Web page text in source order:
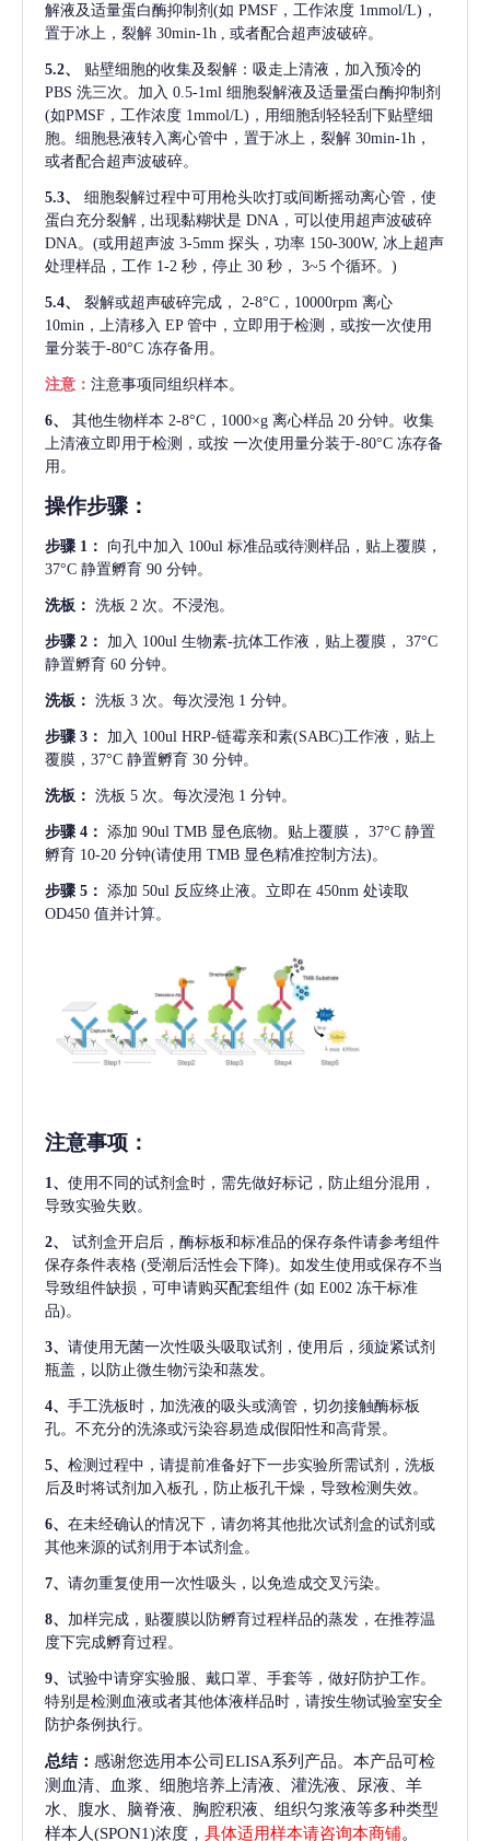
解液及适量蛋白酶抑制剂(如 PMSF，工作浓度 1mmol/L)，
置于冰上，裂解 30min-1h , 或者配合超声波破碎。
5.2、
贴壁细胞的收集及裂解：吸走上清液，加入预冷的
PBS 洗三次。加入 0.5-1ml 细胞裂解液及适量蛋白酶抑制剂
(如PMSF，工作浓度 1mmol/L)，用细胞刮轻轻刮下贴壁细
胞。细胞悬液转入离心管中，置于冰上，裂解 30min-1h，
或者配合超声波破碎。
5.3、
细胞裂解过程中可用枪头吹打或间断摇动离心管，使
蛋白充分裂解
, 出现黏糊状是 DNA，可以使用超声波破碎
DNA。(或用超声波 3-5mm 探头，功率 150-300W, 冰上超声
处理样品，工作 1-2 秒，停止 30 秒， 3~5 个循环。)
5.4、 裂解或超声破碎完成，
2-8°C，10000rpm 离心
10min，上清移入 EP 管中，立即用于检测，或按一次使用
量分装于-80°C 冻存备用。
注意： 注意事项同组织样本。
6、 其他生物样本 2-8°C，1000×g 离心样品 20 分钟。收集
上清液立即用于检测，或按 一次使用量分装于-80°C 冻存备
用。
操作步骤：
步骤 1： 向孔中加入 100ul 标准品或待测样品，贴上覆膜，
37°C 静置孵育 90 分钟。
洗板： 洗板 2 次。不浸泡。
步骤 2： 加入 100ul 生物素-抗体工作液，贴上覆膜， 37°C
静置孵育 60 分钟。
洗板： 洗板 3 次。每次浸泡 1 分钟。
步骤 3： 加入 100ul HRP-链霉亲和素(SABC)工作液，贴上
覆膜，37°C 静置孵育 30 分钟。
洗板： 洗板 5 次。每次浸泡 1 分钟。
步骤 4： 添加 90ul TMB 显色底物。贴上覆膜， 37°C 静置
孵育 10-20 分钟(请使用 TMB 显色精准控制方法)。
步骤 5： 添加 50ul 反应终止液。立即在 450nm 处读取
OD450 值并计算。
注意事项 ：
1、 使用不同的试剂盒时，需先做好标记，防止组分混用，
导致实验失败。
2、
试剂盒开启后，酶标板和标准品的保存条件请参考组件
保存条件表格 (受潮后活性会下降)。如发生使用或保存不当
导致组件缺损，可申请购买配套组件 (如 E002 冻干标准
品)。
3、 请使用无菌一次性吸头吸取试剂，使用后，须旋紧试剂
瓶盖，以防止微生物污染和蒸发。
4、 手工洗板时，加洗液的吸头或滴管，切勿接触酶标板
孔。不充分的洗涤或污染容易造成假阳性和高背景。
5、 检测过程中，请提前准备好下一步实验所需试剂，洗板
后及时将试剂加入板孔，防止板孔干燥，导致检测失效。
6、 在未经确认的情况下，请勿将其他批次试剂盒的试剂或
其他来源的试剂用于本试剂盒。
7、 请勿重复使用一次性吸头，以免造成交叉污染。
8、 加样完成，贴覆膜以防孵育过程样品的蒸发，在推荐温
度下完成孵育过程。
9、 试验中请穿实验服、戴口罩、手套等，做好防护工作。
特别是检测血液或者其他体液样品时，请按生物试验室安全
防护条例执行。
总结： 感谢您选用本公司ELISA系列产品。本产品可检
测血清、血浆、细胞培养上清液、灌洗液、尿液、羊
水、腹水、脑脊液、胸腔积液、组织匀浆液等多种类型
样本人(SPON1)浓度， 具体适用样本请咨询本商铺。